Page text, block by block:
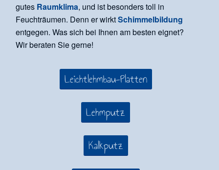
gutes Raumklima, und ist besonders toll in
Feuchträumen. Denn er wirktSchimmelbildung
entgegen. Was sich bei Ihnen am besten eignet?
Wir beraten Sie gerne!
Leichtlehmbau-Platten
Lehmputz
Kalkputz